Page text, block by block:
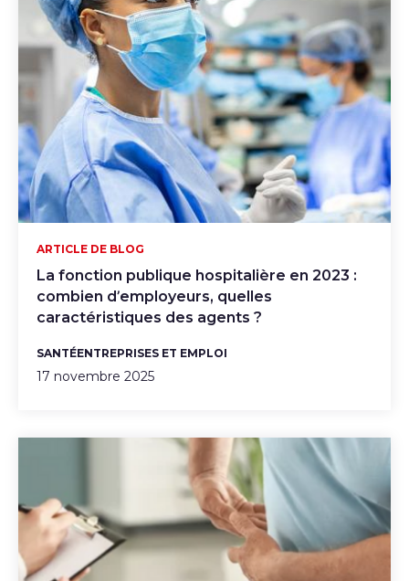
La fonction publique hospitalière en 2023 :
combien d’employeurs, quelles
caractéristiques des agents ?
ARTICLE DE BLOG
SANTÉENTREPRISES ET EMPLOI
17 novembre 2025